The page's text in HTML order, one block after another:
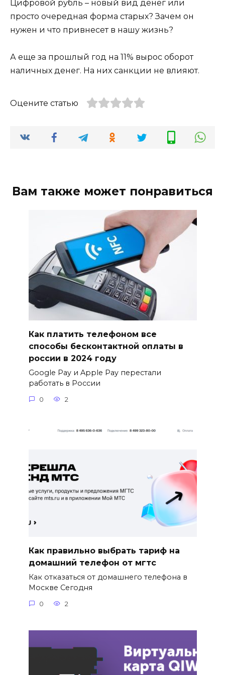
Цифровой рубль – новый вид денег или
просто очередная форма старых? Зачем он
нужен и что привнесет в нашу жизнь?
А еще за прошлый год на 11% вырос оборот
наличных денег. На них санкции не влияют.
Оцените статью
Вам также может понравиться
Как платить телефоном все
способы бесконтактной оплаты в
россии в 2024 году
Google Pay и Apple Pay перестали
работать в России
0 2
Как правильно выбрать тариф на
домашний телефон от мгтс
Как отказаться от домашнего телефона в
Москве Сегодня
0 2